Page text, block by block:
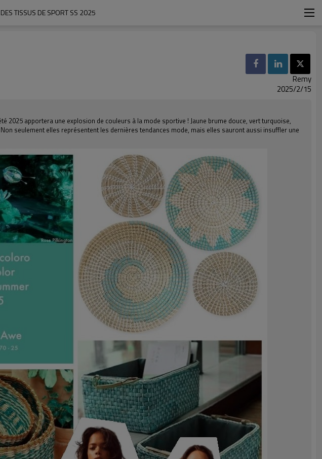
TISSUS DE SPORT SS 2025
Remy
2025/2/15
apportera une explosion de couleurs à la mode sportive ! Jaune brume douce, vert turquoise,
seulement elles représentent les dernières tendances mode, mais elles sauront aussi insuffler une